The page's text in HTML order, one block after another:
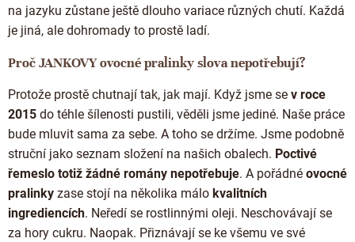
na jazyku zůstane ještě dlouho variace různých chutí. Každá
je jiná, ale dohromady to prostě ladí.
Proč JANKOVY ovocné pralinky slova nepotřebují?
Protože prostě chutnají tak, jak mají. Když jsme se v roce
2015 do téhle šílenosti pustili, věděli jsme jediné. Naše práce
bude mluvit sama za sebe. A toho se držíme. Jsme podobně
struční jako seznam složení na našich obalech. Poctivé
řemeslo totiž žádné romány nepotřebuje. A pořádné ovocné
pralinky zase stojí na několika málo kvalitních
ingrediencích. Neředí se rostlinnými oleji. Neschovávají se
za hory cukru. Naopak. Přiznávají se ke všemu ve své